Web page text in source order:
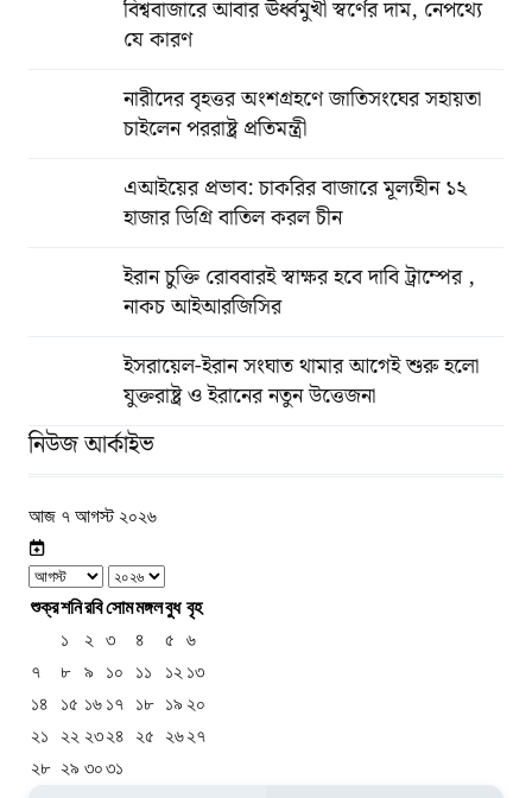
বিশ্ববাজারে আবার ঊর্ধ্বমুখী স্বর্ণের দাম, নেপথ্যে
যে কারণ
নারীদের বৃহত্তর অংশগ্রহণে জাতিসংঘের সহায়তা
চাইলেন পররাষ্ট্র প্রতিমন্ত্রী
এআইয়ের প্রভাব: চাকরির বাজারে মূল্যহীন ১২
হাজার ডিগ্রি বাতিল করল চীন
ইরান চুক্তি রোববারই স্বাক্ষর হবে দাবি ট্রাম্পের ,
নাকচ আইআরজিসির
ইসরায়েল-ইরান সংঘাত থামার আগেই শুরু হলো
যুক্তরাষ্ট্র ও ইরানের নতুন উত্তেজনা
নিউজ আর্কাইভ
আজ ৭ আগস্ট ২০২৬
শুক্রশনিরবিসোমমঙ্গলবুধ বৃহ
১
২ ৩ ৪ ৫
৬
৭
৮ ৯ ১০ ১১ ১২ ১৩
১৪
১৫ ১৬ ১৭ ১৮ ১৯ ২০
২১
২২ ২৩২৪ ২৫ ২৬২৭
২৮ ২৯ ৩০৩১